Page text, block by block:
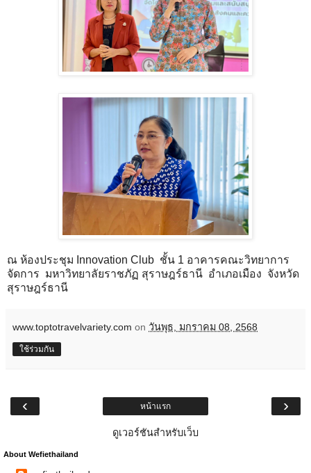
ณ ห้องประชุม Innovation Club ชั้น 1 อาคารคณะวิทยาการ
จัดการ มหาวิทยาลัยราชภัฏ สุราษฎร์ธานี อำเภอเมือง จังหวัด
สุราษฎร์ธานี
www.toptotravelvariety.com on วันพุธ, มกราคม 08, 2568
ใช้ร่วมกัน
‹ ›
หน้าแรก
ดูเวอร์ชันสำหรับเว็บ
About Wefiethailand